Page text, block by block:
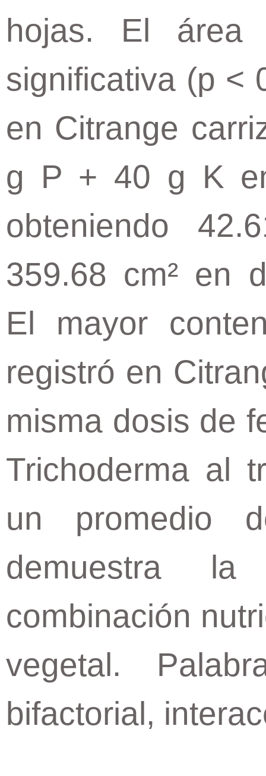
hojas. El área
significativa (p <
en Citrange
g P + 40 g K
obteniendo
359.68 cm² en
El mayor
registró en
misma dosis de
Trichoderma al
un promedio
demuestra
combinación
vegetal.
bifactorial,